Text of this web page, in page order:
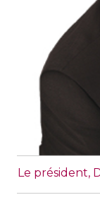
Le président,